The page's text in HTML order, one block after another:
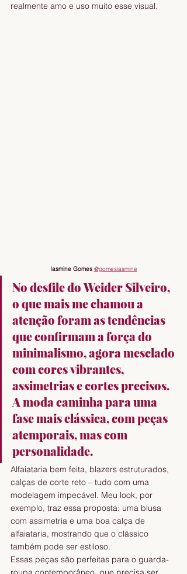
realmente amo e uso muito esse visual.
Iasmine Gomes @gomesiasmine
No desfile do Weider Silveiro,
o que mais me chamou a
atenção foram as tendências
que confirmam a força do
minimalismo, agora mesclado
com cores vibrantes,
assimetrias e cortes precisos.
A moda caminha para uma
fase mais clássica, com peças
atemporais, mas com
personalidade.
Alfaiataria bem feita, blazers estruturados,
calças de corte reto – tudo com uma
modelagem impecável. Meu look, por
exemplo, traz essa proposta: uma blusa
com assimetria e uma boa calça de
alfaiataria, mostrando que o clássico
também pode ser estiloso.
Essas peças são perfeitas para o guarda-